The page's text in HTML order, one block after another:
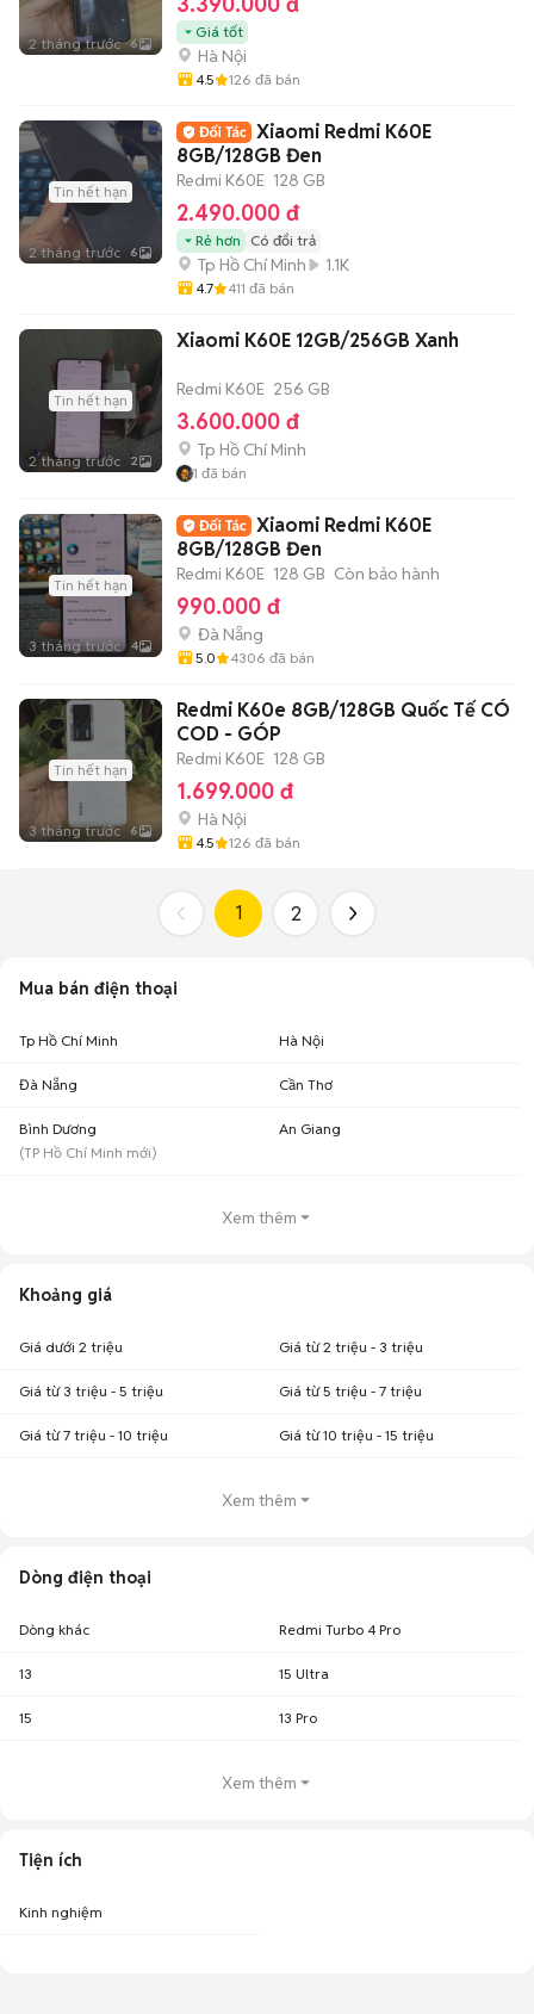
2 tháng trước 6
Giá tốt
Hà Nội
4.5 126 đã bán
Tin hết hạn
2 tháng trước 6
Xiaomi Redmi K60E
8GB/128GB Đen
Redmi K60E 128 GB
2.490.000 đ
Rẻ hơn Có đổi trả
Tp Hồ Chí Minh 1.1K
4.7 411 đã bán
Tin hết hạn
2 tháng trước 2
Xiaomi K60E 12GB/256GB Xanh
Redmi K60E 256 GB
3.600.000 đ
Tp Hồ Chí Minh
1 đã bán
Tin hết hạn
3 tháng trước 4
Xiaomi Redmi K60E
8GB/128GB Đen
Redmi K60E 128 GB Còn bảo hành
990.000 đ
Đà Nẵng
5.0 4306 đã bán
Tin hết hạn
3 tháng trước 6
Redmi K60e 8GB/128GB Quốc Tế CÓ
COD - GÓP
Redmi K60E 128 GB
1.699.000 đ
Hà Nội
4.5 126 đã bán
1 2
Mua bán điện thoại
Tp Hồ Chí Minh Hà Nội
Đà Nẵng Cần Thơ
Bình Dương
(TP Hồ Chí Minh mới)
An Giang
Xem thêm
Khoảng giá
Giá dưới 2 triệu Giá từ 2 triệu - 3 triệu
Giá từ 3 triệu - 5 triệu Giá từ 5 triệu - 7 triệu
Giá từ 7 triệu - 10 triệu Giá từ 10 triệu - 15 triệu
Xem thêm
Dòng điện thoại
Dòng khác Redmi Turbo 4 Pro
13 15 Ultra
15 13 Pro
Xem thêm
Tiện ích
Kinh nghiệm